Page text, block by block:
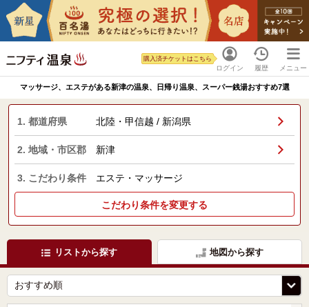
ログイン
購入済チケットはこちら
履歴 メニュー
マッサージ、エステがある新津の温泉、日帰り温泉、スーパー銭湯おすすめ7選
1. 都道府県 北陸・甲信越 / 新潟県
2. 地域・市区郡 新津
3. こだわり条件 エステ・マッサージ
こだわり条件を変更する
リストから探す 地図から探す